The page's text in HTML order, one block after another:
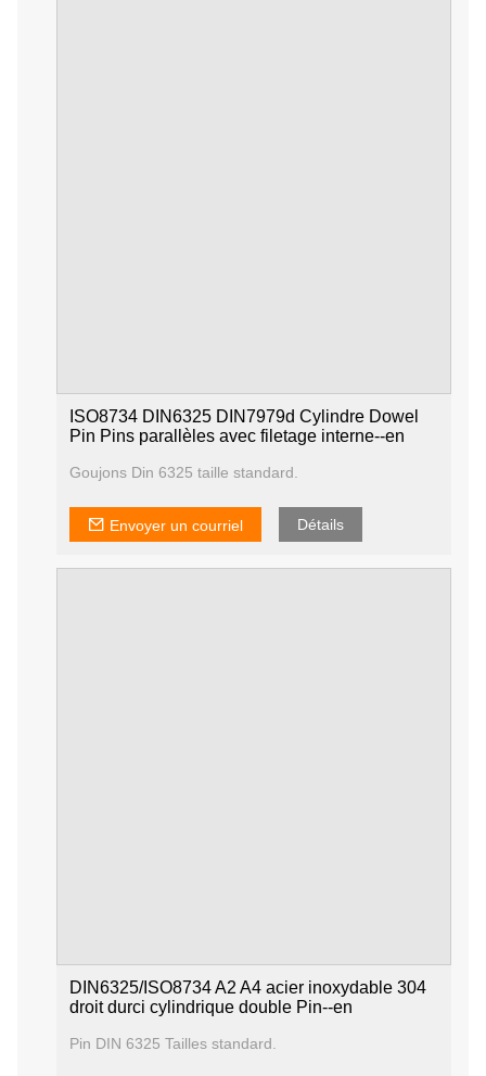
ISO8734 DIN6325 DIN7979d Cylindre Dowel
Pin Pins parallèles avec filetage interne--en
Goujons Din 6325 taille standard.
Envoyer un courriel Détails
DIN6325/ISO8734 A2 A4 acier inoxydable 304
droit durci cylindrique double Pin--en
Pin DIN 6325 Tailles standard.